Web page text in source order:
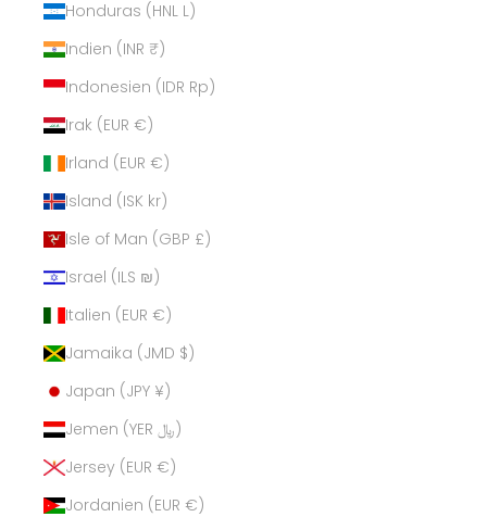
Honduras (HNL L)
Indien (INR ₹)
Indonesien (IDR Rp)
Irak (EUR €)
Irland (EUR €)
Island (ISK kr)
Isle of Man (GBP £)
Israel (ILS ₪)
Italien (EUR €)
Jamaika (JMD $)
Japan (JPY ¥)
Jemen (YER ﷼)
Jersey (EUR €)
Jordanien (EUR €)